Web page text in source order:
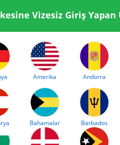
Ülkesine Vizesiz Giriş
Amerika Andorra
Bahamalar Barbados